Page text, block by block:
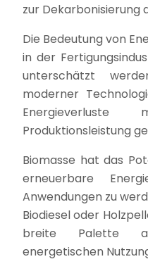
zur Dekarbonisierung
Die Bedeutung von
in der
unterschätzt
moderner
Produktionsleistung
Biomasse hat das
erneuerbare
Anwendungen zu
Biodiesel oder
breite Palette
energetischen